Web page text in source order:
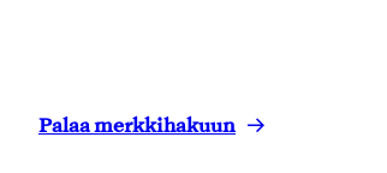
Palaa merkkihakuun